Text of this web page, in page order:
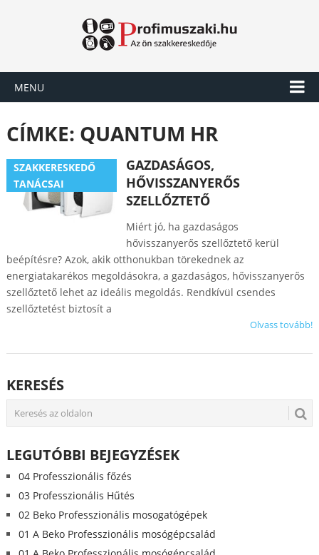
MENU
CÍMKE: QUANTUM HR
SZAKKERESKEDŐ
TANÁCSAI
GAZDASÁGOS,
HŐVISSZANYERŐS
SZELLŐZTETŐ
Miért jó, ha gazdaságos
hővisszanyerős szellőztető kerül
beépítésre? Azok, akik otthonukban törekednek az
energiatakarékos megoldásokra, a gazdaságos, hővisszanyerős
szellőztető lehet az ideális megoldás. Rendkívül csendes
szellőztetést biztosít a
Olvass tovább!
KERESÉS
LEGUTÓBBI BEJEGYZÉSEK
04 Professzionális főzés
03 Professzionális Hűtés
02 Beko Professzionális mosogatógépek
01 A Beko Professzionális mosógépcsalád